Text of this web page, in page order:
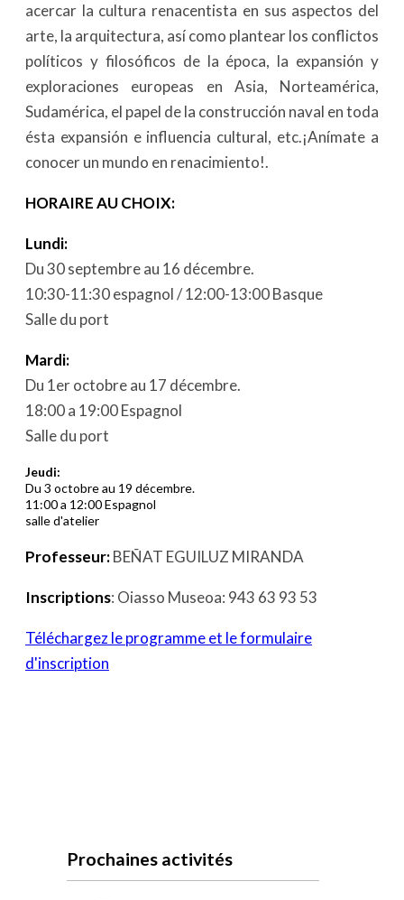
acercar la cultura renacentista en sus aspectos del
arte, la arquitectura, así como plantear los conflictos
políticos y filosóficos de la época, la expansión y
exploraciones europeas en Asia, Norteamérica,
Sudamérica, el papel de la construcción naval en toda
ésta expansión e influencia cultural, etc.¡Anímate a
conocer un mundo en renacimiento!.
HORAIRE AU CHOIX:
Lundi:
Du 30 septembre au 16 décembre.
10:30-11:30 espagnol / 12:00-13:00 Basque
Salle du port
Mardi:
Du 1er octobre au 17 décembre.
18:00 a 19:00 Espagnol
Salle du port
Jeudi:
Du 3 octobre au 19 décembre.
11:00 a 12:00 Espagnol
salle d'atelier
Professeur:BEÑAT EGUILUZ MIRANDA
Inscriptions: Oiasso Museoa: 943 63 93 53
Téléchargez le programme et le formulaire
d'inscription
Prochaines activités